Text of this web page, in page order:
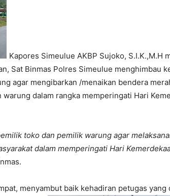
Kapores Simeulue AKBP Sujoko, S.I.K.,M.H
Sat Binmas Polres Simeulue menghimbau
agar mengibarkan /menaikan bendera
dalam rangka memperingati Hari
toko dan pemilik warung agar
dalam memperingati Hari
menyambut baik kehadiran petugas yang